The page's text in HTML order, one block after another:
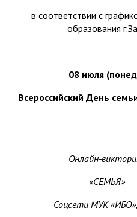
в соответствии с
образования
08 июля
Всероссийский День
Онлайн-
«СЕМЬЯ»
Соцсети МУК